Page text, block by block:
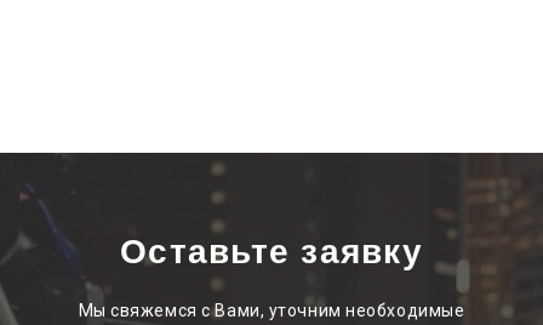
Оставьте заявку
Мы свяжемся с Вами, уточним необходимые